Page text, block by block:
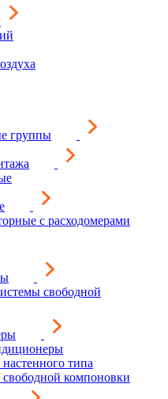
группы
с расходомерами
свободной
типа
компоновки